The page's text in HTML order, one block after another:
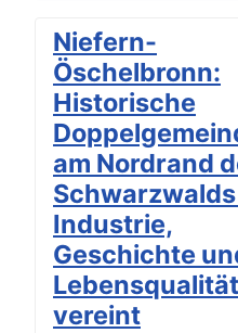
Niefern-
Öschelbronn:
Historische
am Nordrand
Schwarzwalds
Industrie,
Geschichte
Lebensqualität
vereint